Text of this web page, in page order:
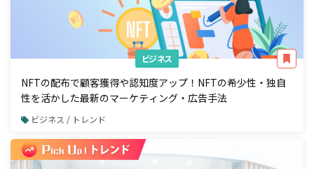
ビジネス
NFTの配布で顧客獲得や認知度アップ！NFTの希少性・独自
性を活かした最新のマーケティング・広告手法
ビジネス / トレンド